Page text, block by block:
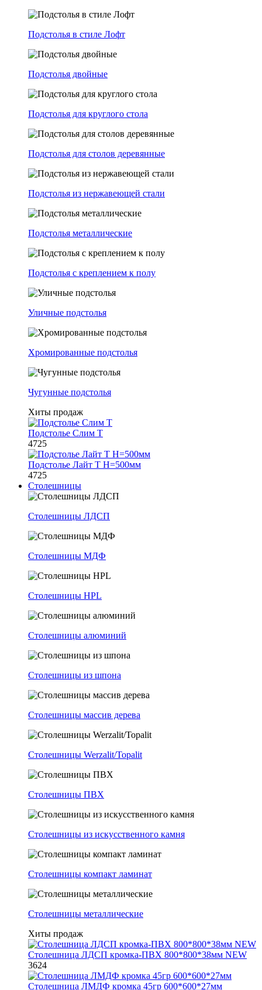
Подстолья в стиле Лофт
Подстолья двойные
Подстолья для круглого стола
Подстолья для столов деревянные
Подстолья из нержавеющей стали
Подстолья металлические
Подстолья с креплением к полу
Уличные подстолья
Хромированные подстолья
Чугунные подстолья
Хиты продаж
Подстолье Слим Т
4725
Подстолье Лайт Т H=500мм
4725
Столешницы
Столешницы ЛДСП
Столешницы МДФ
Столешницы HPL
Столешницы алюминий
Столешницы из шпона
Столешницы массив дерева
Столешницы Werzalit/Topalit
Столешницы ПВХ
Столешницы из искусственного камня
Столешницы компакт ламинат
Столешницы металлические
Хиты продаж
Столешница ЛДСП кромка-ПВХ 800*800*38мм NEW
3624
Столешница ЛМДФ кромка 45гр 600*600*27мм